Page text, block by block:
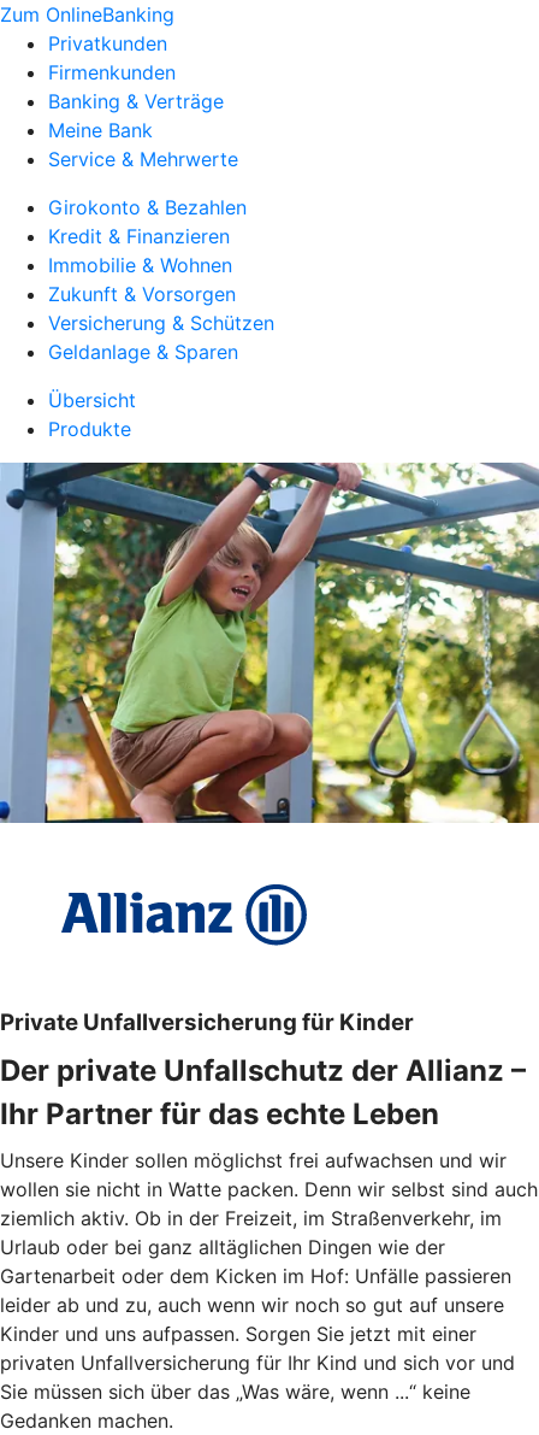
Zum OnlineBanking
Privatkunden
Firmenkunden
Banking & Verträge
Meine Bank
Service & Mehrwerte
Girokonto & Bezahlen
Kredit & Finanzieren
Immobilie & Wohnen
Zukunft & Vorsorgen
Versicherung & Schützen
Geldanlage & Sparen
Übersicht
Produkte
Private Unfallversicherung für Kinder
Der private Unfallschutz der Allianz –
Ihr Partner für das echte Leben
Unsere Kinder sollen möglichst frei aufwachsen und wir
wollen sie nicht in Watte packen. Denn wir selbst sind auch
ziemlich aktiv. Ob in der Freizeit, im Straßenverkehr, im
Urlaub oder bei ganz alltäglichen Dingen wie der
Gartenarbeit oder dem Kicken im Hof: Unfälle passieren
leider ab und zu, auch wenn wir noch so gut auf unsere
Kinder und uns aufpassen. Sorgen Sie jetzt mit einer
privaten Unfallversicherung für Ihr Kind und sich vor und
Sie müssen sich über das „Was wäre, wenn ...“ keine
Gedanken machen.